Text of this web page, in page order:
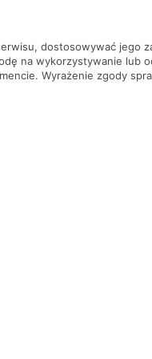
dostosowywać jego
na wykorzystywanie lub
Wyrażenie zgody